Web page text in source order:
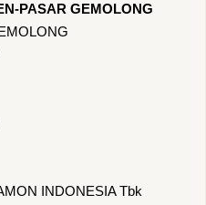
PASAR GEMOLONG
INDONESIA Tbk